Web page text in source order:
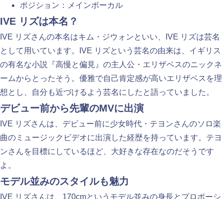
ポジション：メインボーカル
IVE リズは本名？
IVE リズさんの本名はキム・ジウォンといい、IVE リズは芸名
として用いています。IVE リズという芸名の由来は、イギリス
の有名な小説『高慢と偏見』の主人公・エリザベスのニックネ
ームからとったそう。優雅で自己肯定感が高いエリザベスを理
想とし、自分も近づけるよう芸名にしたと語っていました。
デビュー前から先輩のMVに出演
IVE リズさんは、デビュー前に少女時代・テヨンさんのソロ楽
曲のミュージックビデオに出演した経歴を持っています。テヨ
ンさんを目標にしているほど、大好きな存在なのだそうです
よ。
モデル並みのスタイルも魅力
IVE リズさんは、170cmというモデル並みの身長とプロポーシ